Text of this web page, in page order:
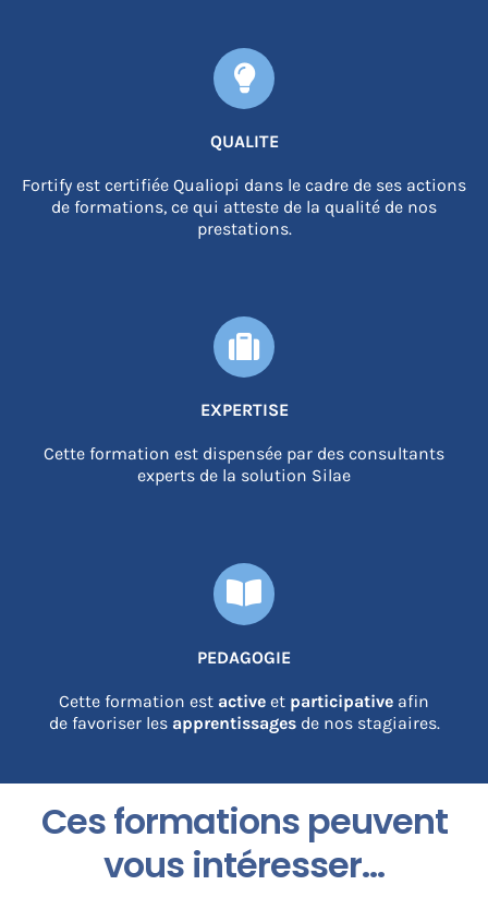
QUALITE
Fortify est certifiée Qualiopi dans le cadre de ses actions
de formations, ce qui atteste de la qualité de nos
prestations.
EXPERTISE
Cette formation est dispensée par des consultants
experts de la solution Silae
PEDAGOGIE
Cette formation est active et participative afin
de favoriser les apprentissagesde nos stagiaires.
Ces formations peuvent
vous intéresser…